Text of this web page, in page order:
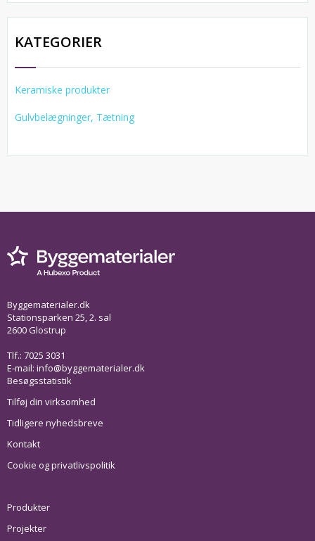
KATEGORIER
Keramiske produkter
Gulvbelægninger, Tætning
Byggematerialer.dk
Stationsparken 25, 2. sal
2600 Glostrup
Tlf.: 7025 3031
E-mail: info@byggematerialer.dk
Besøgsstatistik
Tilføj din virksomhed
Tidligere nyhedsbreve
Kontakt
Cookie og privatlivspolitik
Produkter
Projekter